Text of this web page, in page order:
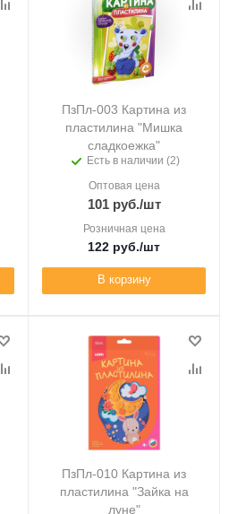
ПзПл-003 Картина из
пластилина "Мишка
сладкоежка"
Есть в наличии (2)
Оптовая цена
101руб./шт
Розничная цена
122 руб./шт
В корзину
ПзПл-010 Картина из
пластилина "Зайка на
луне"